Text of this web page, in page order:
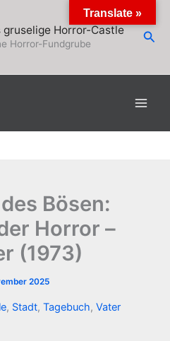
gruselige Horror-Castle
Horror-Fundgrube
Bösen:
Horror –
(1973)
2025
, Stadt, Tagebuch, Vater
Translate »